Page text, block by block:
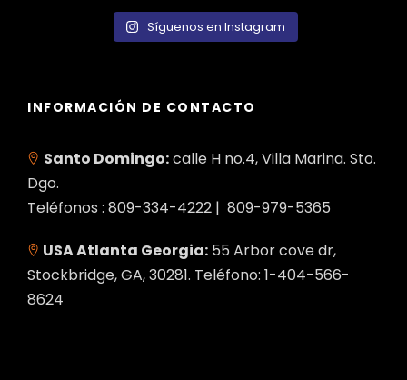
Síguenos en Instagram
INFORMACIÓN DE CONTACTO
Santo Domingo:calle H no.4, Villa Marina. Sto.
Dgo.
Teléfonos : 809-334-4222 | 809-979-5365
USA Atlanta Georgia: 55 Arbor cove dr,
Stockbridge, GA, 30281. Teléfono: 1-404-566-
8624